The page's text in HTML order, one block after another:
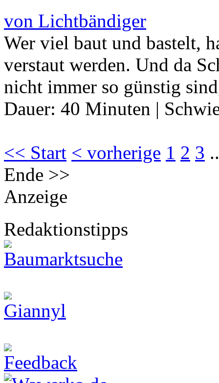
von Lichtbändiger
Wer viel baut und bastelt,
verstaut werden. Und da
nicht immer so günstig
Dauer: 40 Minuten |
<< Start < vorherige 1 2 3
Ende >>
Anzeige
Redaktionstipps